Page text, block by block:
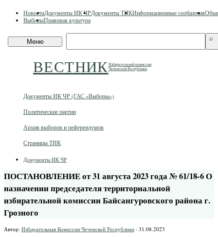
content
НовостиДокументы ИК ЧРДокументы ТИКИнформационные сообщения
ВыборыПравовая культура
Меню
ВЕСТНИКИзбирательной комиссии
Чеченской Республики
сайту
⌕
Документы ИК ЧР (ГАС «Выборы»)
Политические партии
Архив выборов и референдумов
Страницы ТИК
Документы ИК ЧР
ПОСТАНОВЛЕНИЕ от 31 августа 2023 года № 61/18-6 О
назначении председателя территориальной
избирательной комиссии Байсангуровского района г.
Грозного
Автор: Избирательная Комиссия Чеченской Республики · 31.08.2023